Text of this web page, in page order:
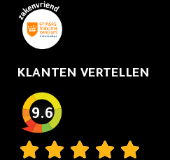
KLANTEN VERTELLEN
9.6